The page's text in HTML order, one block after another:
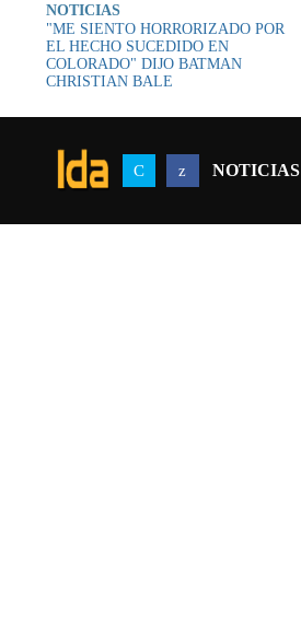
NOTICIAS
"ME SIENTO HORRORIZADO POR
EL HECHO SUCEDIDO EN
COLORADO" DIJO BATMAN
CHRISTIAN BALE
NOTICIAS